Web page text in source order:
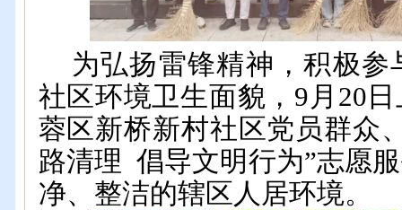
为弘扬雷锋精神，积极
社区环境卫生面貌， 9月20
蓉区新桥新村社区党员群众
路清理 倡导文明行为”志愿
净、整洁的辖区人居环境。